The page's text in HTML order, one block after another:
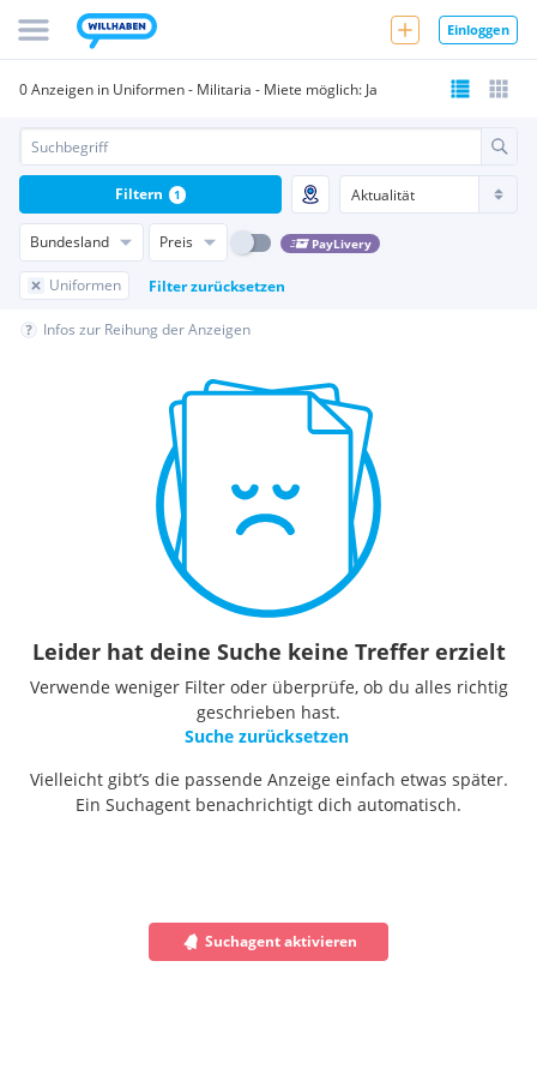
Einloggen
0 Anzeigen in Uniformen - Militaria - Miete möglich: Ja
Bundesland Preis PayLivery
Uniformen Filter zurücksetzen
Filtern 1
Infos zur Reihung der Anzeigen
Leider hat deine Suche keine Treffer erzielt
Verwende weniger Filter oder überprüfe, ob du alles richtig
geschrieben hast.
Suche zurücksetzen
Vielleicht gibt’s die passende Anzeige einfach etwas später.
Ein Suchagent benachrichtigt dich automatisch.
Suchagent aktivieren